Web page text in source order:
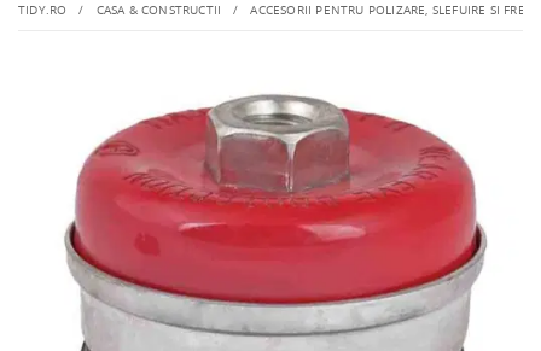
TIDY.RO CASA & CONSTRUCTII ACCESORII PENTRU POLIZARE, SLEFUIRE SI